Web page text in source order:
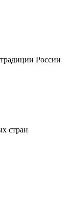
России
стран